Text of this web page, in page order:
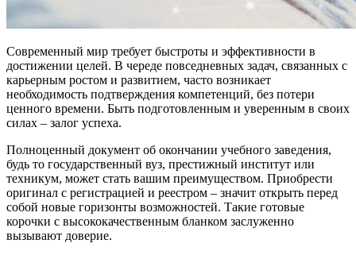
Современный мир требует быстроты и эффективности в
достижении целей. В череде повседневных задач, связанных с
карьерным ростом и развитием, часто возникает
необходимость подтверждения компетенций, без потери
ценного времени. Быть подготовленным и уверенным в своих
силах – залог успеха.
Полноценный документ об окончании учебного заведения,
будь то государственный вуз, престижный институт или
техникум, может стать вашим преимуществом. Приобрести
оригинал с регистрацией и реестром – значит открыть перед
собой новые горизонты возможностей. Такие готовые
корочки с высококачественным бланком заслуженно
вызывают доверие.